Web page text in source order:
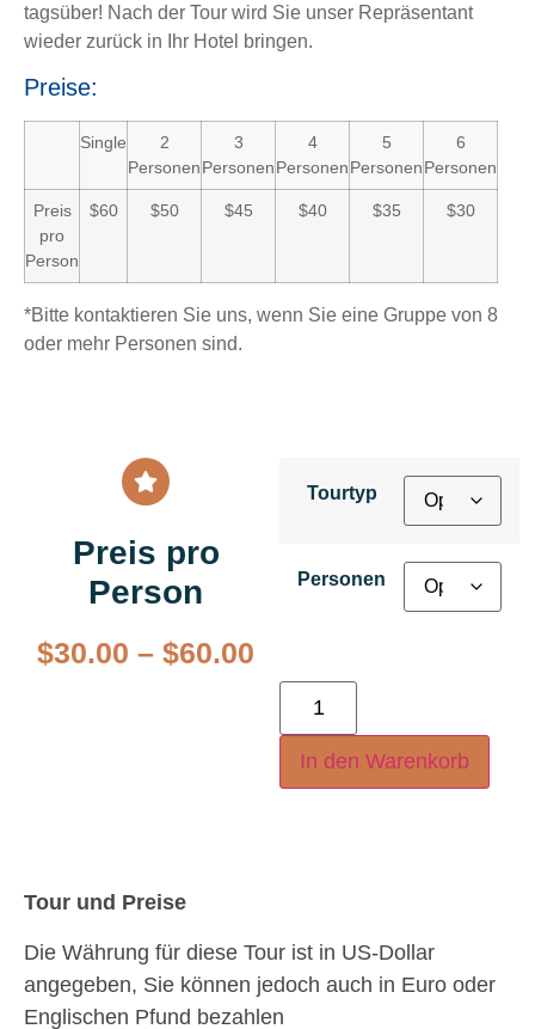
tagsüber! Nach der Tour wird Sie unser Repräsentant
wieder zurück in Ihr Hotel bringen.
Preise:
Single
2
Personen
3
Personen
4
Personen
5
Personen
6
Personen
Preis
pro
Person
$60 $50 $45 $40 $35 $30
*Bitte kontaktieren Sie uns, wenn Sie eine Gruppe von 8
oder mehr Personen sind.
Preis pro
Person
$30.00 – $60.00
Tourtyp
Personen
In den Warenkorb
Tour und Preise
Die Währung für diese Tour ist in US-Dollar
angegeben, Sie können jedoch auch in Euro oder
Englischen Pfund bezahlen